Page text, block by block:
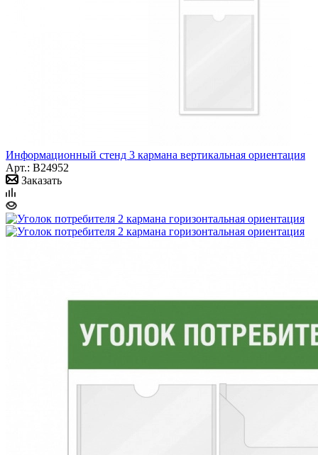
Информационный стенд 3 кармана вертикальная ориентация
Арт.: B24952
Заказать